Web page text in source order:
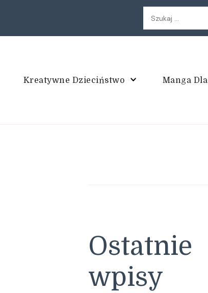
Szukaj:
Kreatywne Dzieciństwo Manga
Ostatnie
wpisy